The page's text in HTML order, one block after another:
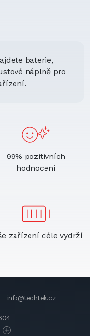
baterie,
náplně pro
99% pozitivních
hodnocení
zařízení déle vydrží
info@techtek.cz